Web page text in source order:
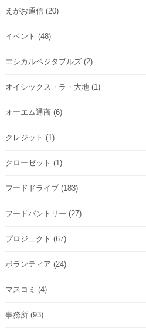
えがお通信 (20)
イベント (48)
エシカルベジタブルズ (2)
オイシックス・ラ・大地 (1)
オーエム通商 (6)
クレジット (1)
クローゼット (1)
フードドライブ (183)
フードパントリー (27)
プロジェクト (67)
ボランティア (24)
マスコミ (4)
事務所 (93)